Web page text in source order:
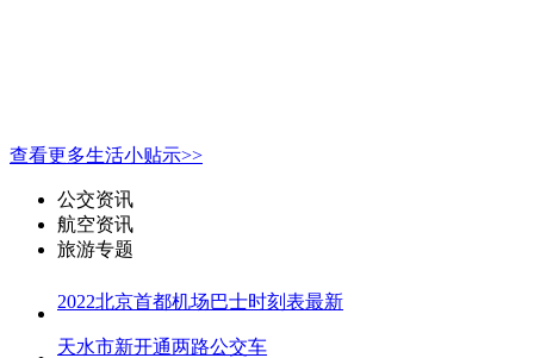
查看更多生活小贴示>>
公交资讯
航空资讯
旅游专题
2022北京首都机场巴士时刻表最新
天水市新开通两路公交车